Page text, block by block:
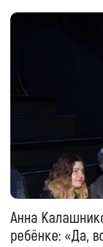
Анна
ребёнке: «Да,